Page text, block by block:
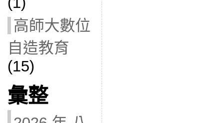
高師大數位
自造教育
(15)
彙整